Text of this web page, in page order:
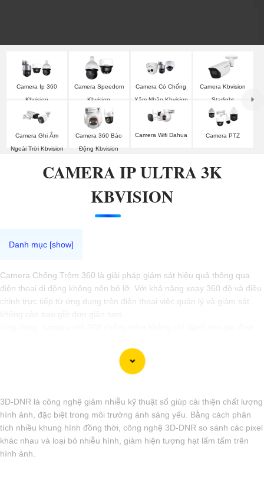
Camera Ip 360
Kbvision
Camera Speedom
Kbvision
Camera Có Chống
Xâm Nhập Kbvision
Camera Kbvision
Starlight
Camera Ghi Âm
Ngoài Trời Kbvision
Camera 360 Báo
Động Kbvision
Camera Wifi Dahua Camera PTZ
CAMERA IP ULTRA 3K
KBVISION
Camera Chống Trộm 360 là giải pháp giám sát hiệu quả thông qua
điện thoại di động không nên bỏ lỡ. Với khả năng xoay 360 độ và điều
chỉnh trực tiếp từ ứng dụng trên điện thoại việc quản lý và giám sát
3D-DNR là công nghệ giảm nhiễu kỹ thuật số giúp cải thiện chất lượng
hình ảnh, đặc biệt trong môi trường ánh sáng yếu. Bằng cách phân
tích nhiều khung hình đồng thời, công nghệ 3D-DNR so sánh các pixel
khác nhau và loại bỏ nhiễu hình, giảm hiện tượng hạt lấm tấm trên
hình ảnh.